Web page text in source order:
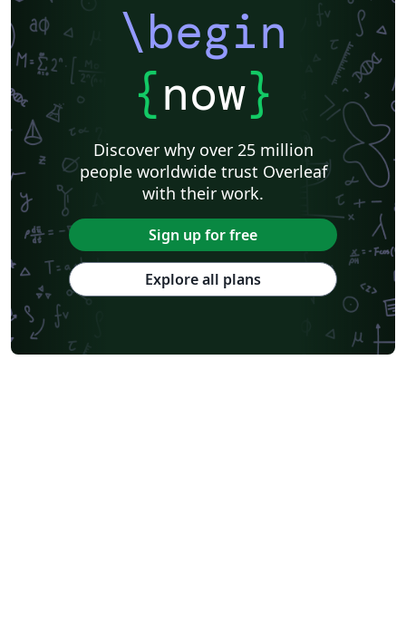
\begin
{now}
Discover why over 25 million
people worldwide trust Overleaf
with their work.
Sign up for free
Explore all plans